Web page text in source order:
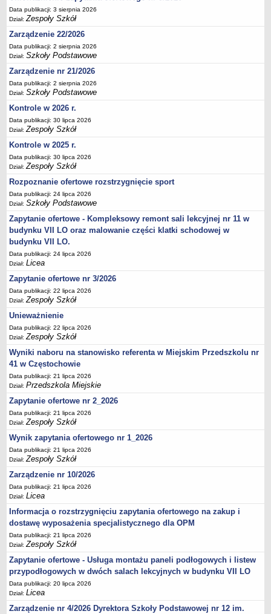
Sprawozdania
Deklaracja dostępności
DEKLARACJA DOSTĘPNOŚCI
OŚWIADCZENIA MAJĄTKOWE
PONOWNE WYKORZYSTYWANIE
UDOSTĘPNIANIE INFORMACJI PUBLICZNEJ
OCHRONA DANYCH OSOBOWYCH
Data publikacji: 3 sierpnia 2026
Dział:Zespoły Szkół
Zarządzenie 22/2026
Data publikacji: 2 sierpnia 2026
Dział:Szkoły Podstawowe
Zarządzenie nr 21/2026
Data publikacji: 2 sierpnia 2026
Dział:Szkoły Podstawowe
Kontrole w 2026 r.
Data publikacji: 30 lipca 2026
Dział:Zespoły Szkół
Kontrole w 2025 r.
Data publikacji: 30 lipca 2026
Dział:Zespoły Szkół
Rozpoznanie ofertowe rozstrzygnięcie sport
Data publikacji: 24 lipca 2026
Dział:Szkoły Podstawowe
Zapytanie ofertowe - Kompleksowy remont sali lekcyjnej nr 11 w
budynku VII LO oraz malowanie części klatki schodowej w
budynku VII LO.
Data publikacji: 24 lipca 2026
Dział:Licea
Zapytanie ofertowe nr 3/2026
Data publikacji: 22 lipca 2026
Dział:Zespoły Szkół
Unieważnienie
Data publikacji: 22 lipca 2026
Dział:Zespoły Szkół
Wyniki naboru na stanowisko referenta w Miejskim Przedszkolu nr
41 w Częstochowie
Data publikacji: 21 lipca 2026
Dział:Przedszkola Miejskie
Zapytanie ofertowe nr 2_2026
Data publikacji: 21 lipca 2026
Dział:Zespoły Szkół
Wynik zapytania ofertowego nr 1_2026
Data publikacji: 21 lipca 2026
Dział:Zespoły Szkół
Zarządzenie nr 10/2026
Data publikacji: 21 lipca 2026
Dział:Licea
Informacja o rozstrzygnięciu zapytania ofertowego na zakup i
dostawę wyposażenia specjalistycznego dla OPM
Data publikacji: 21 lipca 2026
Dział:Zespoły Szkół
Zapytanie ofertowe - Usługa montażu paneli podłogowych i listew
przypodłogowych w dwóch salach lekcyjnych w budynku VII LO
Data publikacji: 20 lipca 2026
Dział:Licea
Zarządzenie nr 4/2026 Dyrektora Szkoły Podstawowej nr 12 im.